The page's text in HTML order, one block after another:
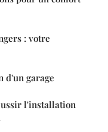
: votre
d'un garage
l'installation